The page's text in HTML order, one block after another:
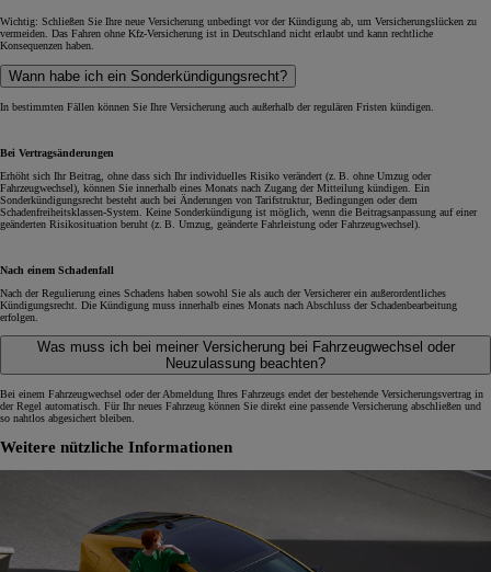
Wichtig: Schließen Sie Ihre neue Versicherung unbedingt vor der Kündigung ab, um Versicherungslücken zu
vermeiden. Das Fahren ohne Kfz-Versicherung ist in Deutschland nicht erlaubt und kann rechtliche
Konsequenzen haben.
Wann habe ich ein Sonderkündigungsrecht?
In bestimmten Fällen können Sie Ihre Versicherung auch außerhalb der regulären Fristen kündigen.
Bei Vertragsänderungen
Erhöht sich Ihr Beitrag, ohne dass sich Ihr individuelles Risiko verändert (z. B. ohne Umzug oder
Fahrzeugwechsel), können Sie innerhalb eines Monats nach Zugang der Mitteilung kündigen. Ein
Sonderkündigungsrecht besteht auch bei Änderungen von Tarifstruktur, Bedingungen oder dem
Schadenfreiheitsklassen-System. Keine Sonderkündigung ist möglich, wenn die Beitragsanpassung auf einer
geänderten Risikosituation beruht (z. B. Umzug, geänderte Fahrleistung oder Fahrzeugwechsel).
Nach einem Schadenfall
Nach der Regulierung eines Schadens haben sowohl Sie als auch der Versicherer ein außerordentliches
Kündigungsrecht. Die Kündigung muss innerhalb eines Monats nach Abschluss der Schadenbearbeitung
erfolgen.
Was muss ich bei meiner Versicherung bei Fahrzeugwechsel oder
Neuzulassung beachten?
Bei einem Fahrzeugwechsel oder der Abmeldung Ihres Fahrzeugs endet der bestehende Versicherungsvertrag in
der Regel automatisch. Für Ihr neues Fahrzeug können Sie direkt eine passende Versicherung abschließen und
so nahtlos abgesichert bleiben.
Weitere nützliche Informationen